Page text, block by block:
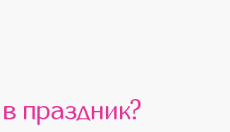
праздник?